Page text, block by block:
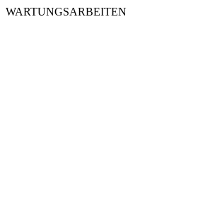
WARTUNGSARBEITEN